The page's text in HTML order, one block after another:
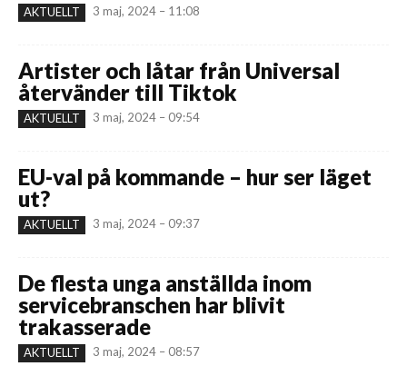
AKTUELLT 3 maj, 2024 – 11:08
Artister och låtar från Universal
återvänder till Tiktok
AKTUELLT 3 maj, 2024 – 09:54
EU-val på kommande – hur ser läget
ut?
AKTUELLT 3 maj, 2024 – 09:37
De flesta unga anställda inom
servicebranschen har blivit
trakasserade
AKTUELLT 3 maj, 2024 – 08:57